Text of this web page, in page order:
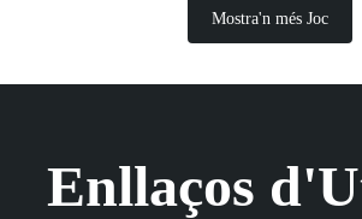
Mostra'n més Joc
Enllaços